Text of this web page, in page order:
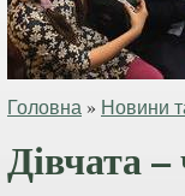
Головна » Новини
Дівчата